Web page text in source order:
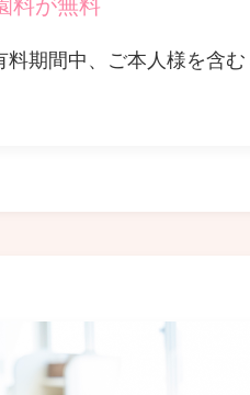
料が無料
期間中、ご本人様を含